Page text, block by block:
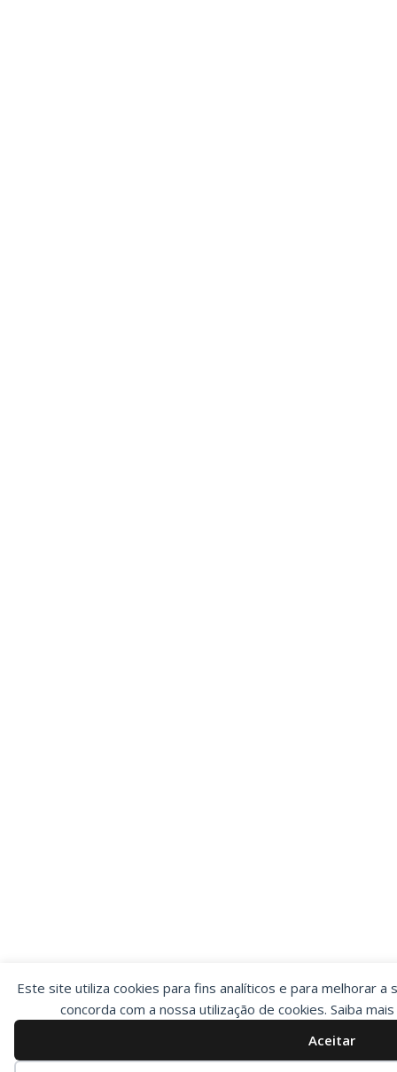
Este site utiliza cookies para fins analíticos e para melhorar a
concorda com a nossa utilização de cookies. Saiba
Aceitar